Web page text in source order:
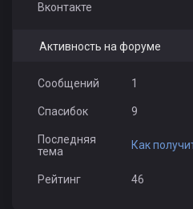
Вконтакте
Активность на форуме
Сообщений 1
Спасибок 9
Последняя
тема
Как
Рейтинг 46